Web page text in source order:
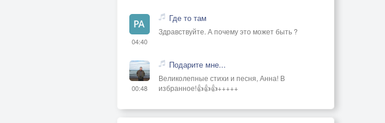
04:40
Где то там
Здравствуйте. А почему это может быть ?
00:48
Подарите мне...
Великолепные стихи и песня, Анна! В
избранное!👍👍👍+++++